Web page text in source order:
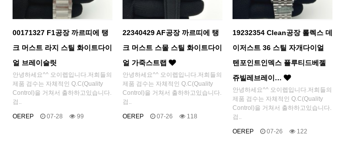
00171327 F1공장 까르띠에 탱
크 머스트 라지 스틸 화이트다이
얼 브레이슬릿
안녕하세요^^ 오이렙입니다.저희들의
제품 검수는 자체적인 Q.C(Quality
Control)을 거쳐서 출하하고있습니다.
검..
OEREP 07-28 99
22340429 AF공장 까르띠에 탱
크 머스트 스몰 스틸 화이트다이
얼 가죽스트랩
안녕하세요^^ 오이렙입니다.저희들의
제품 검수는 자체적인 Q.C(Quality
Control)을 거쳐서 출하하고있습니다.
검..
OEREP 07-26 118
19232354 Clean공장 롤렉스 데
이저스트 36 스틸 자개다이얼
텐포인트인덱스 플루티드베젤
쥬빌레브레이…
안녕하세요^^ 오이렙입니다.저희들의
제품 검수는 자체적인 Q.C(Quality
Control)을 거쳐서 출하하고있습니다.
검..
OEREP 07-26 122